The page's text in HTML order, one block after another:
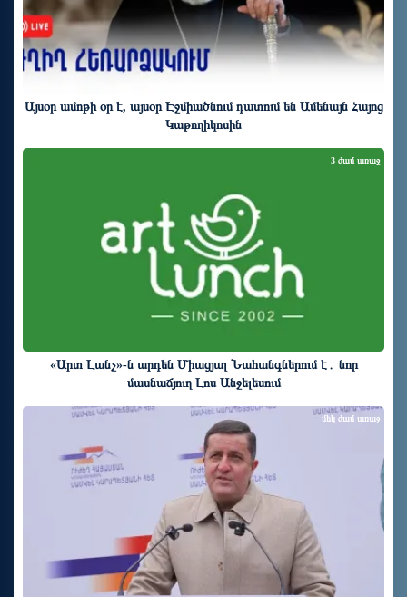
Այսօր ամոթի օր է, այսօր Էջմիածնում դատում են Ամենայն Հայոց
Կաթողիկոսին
«Արտ Լանչ»-ն արդեն Միացյալ Նահանգներում է․ նոր
մասնաճյուղ Լոս Անջելեսում
3 ժամ առաջ
մեկ ժամ առաջ